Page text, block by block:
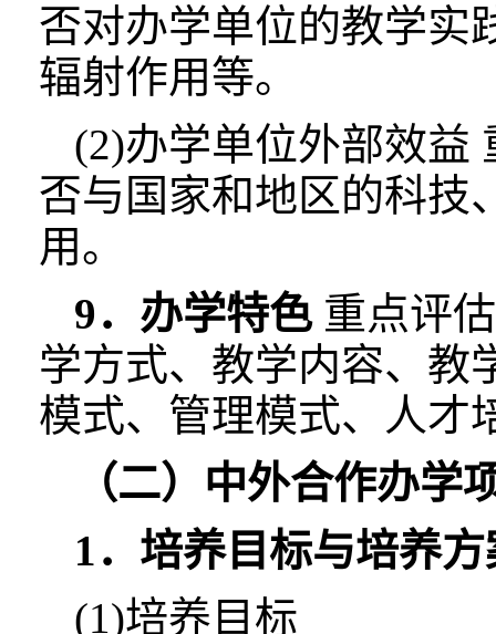
否对办学单位的教学实
辐射作用等。
(2)办学单位外部效益
否与国家和地区的科技
用。
9．办学特色重点评
学方式、教学内容、教
模式、管理模式、人才
（二）中外合作办学
1．培养目标与培养方
(1)培养目标